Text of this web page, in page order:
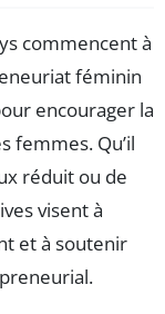
commencent à
féminin
encourager la
femmes. Qu’il
réduit ou de
visent à
et à soutenir